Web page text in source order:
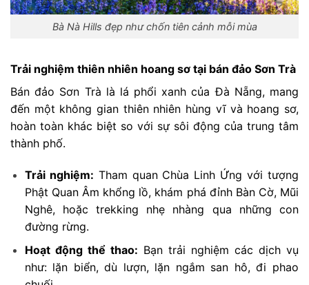
Bà Nà Hills đẹp như chốn tiên cảnh mỗi mùa
Trải nghiệm thiên nhiên hoang sơ tại bán đảo Sơn Trà
Bán đảo Sơn Trà là lá phổi xanh của Đà Nẵng, mang
đến một không gian thiên nhiên hùng vĩ và hoang sơ,
hoàn toàn khác biệt so với sự sôi động của trung tâm
thành phố.
Trải nghiệm: Tham quan Chùa Linh Ứng với tượng
Phật Quan Âm khổng lồ, khám phá đỉnh Bàn Cờ, Mũi
Nghê, hoặc trekking nhẹ nhàng qua những con
đường rừng.
Hoạt động thể thao: Bạn trải nghiệm các dịch vụ
như: lặn biển, dù lượn, lặn ngắm san hô, đi phao